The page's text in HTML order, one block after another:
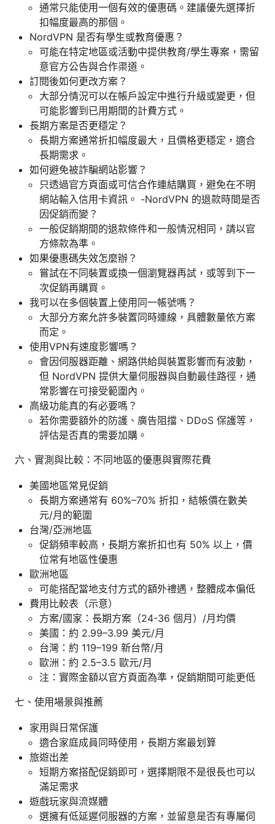
通常只能使用一個有效的優惠碼。建議優先選擇折
扣幅度最高的那個。
NordVPN 是否有學生或教育優惠？
可能在特定地區或活動中提供教育/學生專案，需留
意官方公告與合作渠道。
訂閱後如何更改方案？
大部分情況可以在帳戶設定中進行升級或變更，但
可能影響到已用期間的計費方式。
長期方案是否更穩定？
長期方案通常折扣幅度最大，且價格更穩定，適合
長期需求。
如何避免被詐騙網站影響？
只透過官方頁面或可信合作連結購買，避免在不明
網站輸入信用卡資訊。 -NordVPN 的退款時間是否
因促銷而變？
一般促銷期間的退款條件和一般情況相同，請以官
方條款為準。
如果優惠碼失效怎麼辦？
嘗試在不同裝置或換一個瀏覽器再試，或等到下一
次促銷再購買。
我可以在多個裝置上使用同一帳號嗎？
大部分方案允許多裝置同時連線，具體數量依方案
而定。
使用VPN有速度影響嗎？
會因伺服器距離、網路供給與裝置影響而有波動，
但 NordVPN 提供大量伺服器與自動最佳路徑，通
常影響在可接受範圍內。
高級功能真的有必要嗎？
若你需要額外的防護、廣告阻擋、DDoS 保護等，
評估是否真的需要加購。
六、實測與比較：不同地區的優惠與實際花費
美國地區常見促銷
長期方案通常有 60%–70% 折扣，結帳價在數美
元/月的範圍
台灣/亞洲地區
促銷頻率較高，長期方案折扣也有 50% 以上，價
位常有地區性優惠
歐洲地區
可能搭配當地支付方式的額外禮遇，整體成本偏低
費用比較表（示意）
方案/國家：長期方案（24-36 個月）/月均價
美國：約 2.99–3.99 美元/月
台灣：約 119–199 新台幣/月
歐洲：約 2.5–3.5 歐元/月
注：實際金額以官方頁面為準，促銷期間可能更低
七、使用場景與推薦
家用與日常保護
適合家庭成員同時使用，長期方案最划算
旅遊出差
短期方案搭配促銷即可，選擇期限不是很長也可以
滿足需求
遊戲玩家與流媒體
選擁有低延遲伺服器的方案，並留意是否有專屬伺